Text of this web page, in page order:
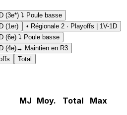
(3e*) ⤵ Poule basse
(1er)
• Régionale 2 · Playoffs | 1V-1D
(6e) ⤵ Poule basse
(4e)→ Maintien en R3
Total
MJ Moy. Total Max